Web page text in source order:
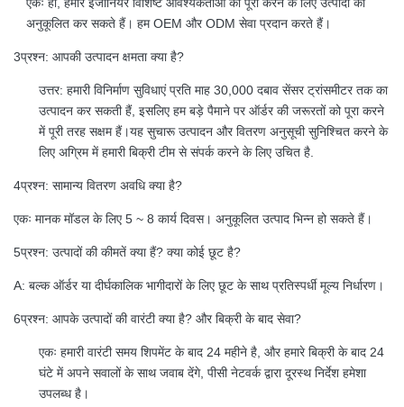
एकः हाँ, हमारे इंजीनियर विशिष्ट आवश्यकताओं को पूरा करने के लिए उत्पादों को
अनुकूलित कर सकते हैं। हम OEM और ODM सेवा प्रदान करते हैं।
3प्रश्न: आपकी उत्पादन क्षमता क्या है?
उत्तर: हमारी विनिर्माण सुविधाएं प्रति माह 30,000 दबाव सेंसर ट्रांसमीटर तक का
उत्पादन कर सकती हैं, इसलिए हम बड़े पैमाने पर ऑर्डर की जरूरतों को पूरा करने
में पूरी तरह सक्षम हैं।यह सुचारू उत्पादन और वितरण अनुसूची सुनिश्चित करने के
लिए अग्रिम में हमारी बिक्री टीम से संपर्क करने के लिए उचित है.
4प्रश्न: सामान्य वितरण अवधि क्या है?
एकः मानक मॉडल के लिए 5 ~ 8 कार्य दिवस। अनुकूलित उत्पाद भिन्न हो सकते हैं।
5प्रश्न: उत्पादों की कीमतें क्या हैं? क्या कोई छूट है?
A: बल्क ऑर्डर या दीर्घकालिक भागीदारों के लिए छूट के साथ प्रतिस्पर्धी मूल्य निर्धारण।
6प्रश्न: आपके उत्पादों की वारंटी क्या है? और बिक्री के बाद सेवा?
एकः हमारी वारंटी समय शिपमेंट के बाद 24 महीने है, और हमारे बिक्री के बाद 24
घंटे में अपने सवालों के साथ जवाब देंगे, पीसी नेटवर्क द्वारा दूरस्थ निर्देश हमेशा
उपलब्ध है।